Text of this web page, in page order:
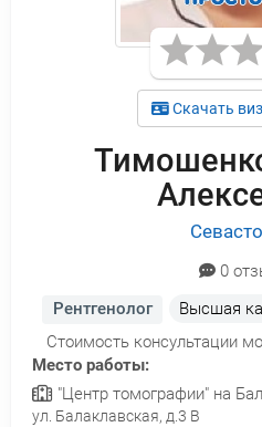
Скачать
0
Рентгенолог
Высшая
Стоимость консультации
Место работы:
"Центр томографии" на
ул. Балаклавская, д.3 В